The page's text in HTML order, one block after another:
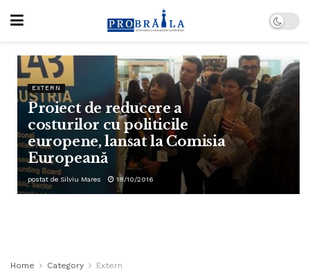
EXTERN
Proiect de reducere a
costurilor cu politicile
europene, lansat la Comisia
Europeană
postat de Silviu Mares 18/10/2016
Home Category Extern